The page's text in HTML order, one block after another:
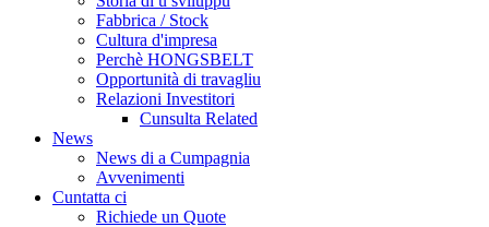
Fabbrica / Stock
Cultura d'impresa
Perchè HONGSBELT
Opportunità di travagliu
Relazioni Investitori
Cunsulta Related
News
News di a Cumpagnia
Avvenimenti
Cuntatta ci
Richiede un Quote